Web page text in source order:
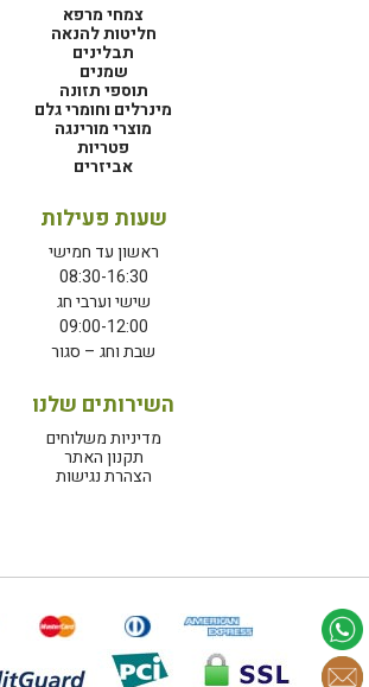
צמחי מרפא
חליטות להנאה
תבלינים
שמנים
תוספי תזונה
מינרלים וחומרי גלם
מוצרי מורינגה
פטריות
אביזרים
שעות פעילות
ראשון עד חמישי
08:30-16:30
שישי וערבי חג
09:00-12:00
שבת וחג – סגור
השירותים שלנו
מדיניות משלוחים
תקנון האתר
הצהרת נגישות